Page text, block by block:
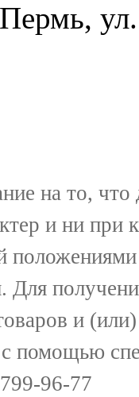
на то, что
и ни при
Для
и
помощью
96-77